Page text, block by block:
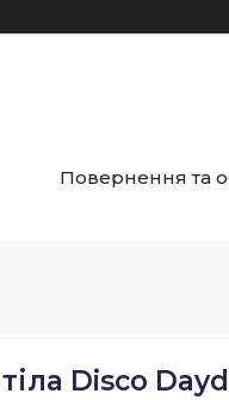
Повернення та
Disco